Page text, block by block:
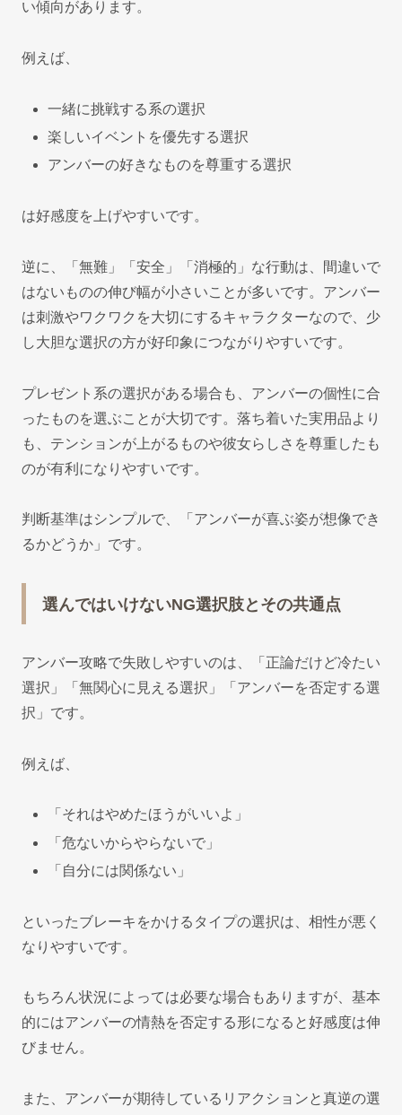
い傾向があります。
例えば、
一緒に挑戦する系の選択
楽しいイベントを優先する選択
アンバーの好きなものを尊重する選択
は好感度を上げやすいです。
逆に、「無難」「安全」「消極的」な行動は、間違いで
はないものの伸び幅が小さいことが多いです。アンバー
は刺激やワクワクを大切にするキャラクターなので、少
し大胆な選択の方が好印象につながりやすいです。
プレゼント系の選択がある場合も、アンバーの個性に合
ったものを選ぶことが大切です。落ち着いた実用品より
も、テンションが上がるものや彼女らしさを尊重したも
のが有利になりやすいです。
判断基準はシンプルで、「アンバーが喜ぶ姿が想像でき
るかどうか」です。
選んではいけないNG選択肢とその共通点
アンバー攻略で失敗しやすいのは、「正論だけど冷たい
選択」「無関心に見える選択」「アンバーを否定する選
択」です。
例えば、
「それはやめたほうがいいよ」
「危ないからやらないで」
「自分には関係ない」
といったブレーキをかけるタイプの選択は、相性が悪く
なりやすいです。
もちろん状況によっては必要な場合もありますが、基本
的にはアンバーの情熱を否定する形になると好感度は伸
びません。
また、アンバーが期待しているリアクションと真逆の選